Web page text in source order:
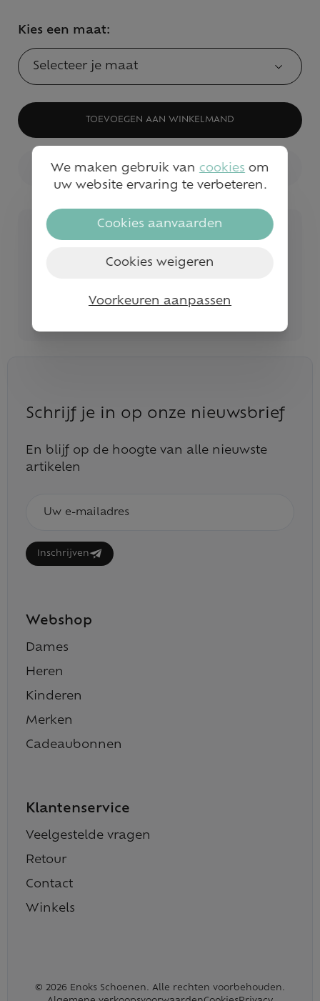
Kies een maat:
Selecteer je maat
TOEVOEGEN AAN WINKELMAND
BEKIJK WINKELVOORRAAD
Veilig betalen
Snelle service en levering
Bezoek onze fysieke winkels
Schrijf je in op onze nieuwsbrief
En blijf op de hoogte van alle nieuwste
artikelen
mailadres
Inschrijven
Webshop
Dames
Heren
Kinderen
Merken
Cadeaubonnen
Klantenservice
Veelgestelde vragen
Retour
Contact
Winkels
© 2026 Enoks Schoenen. Alle rechten voorbehouden.
We maken gebruik van cookies om
uw website ervaring te verbeteren.
Cookies aanvaarden
Cookies weigeren
Voorkeuren aanpassen